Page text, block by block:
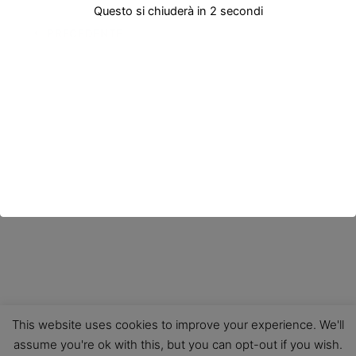
This website uses cookies to improve your experience. We'll
assume you're ok with this, but you can opt-out if you wish.
Questo si chiuderà in 2 secondi